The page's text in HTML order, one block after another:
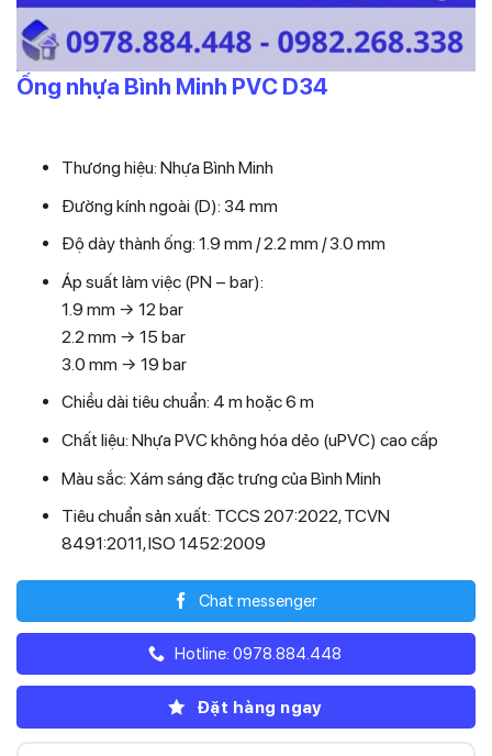
Ống nhựa Bình Minh PVC D34
Thương hiệu: Nhựa Bình Minh
Đường kính ngoài (D): 34 mm
Độ dày thành ống: 1.9 mm / 2.2 mm / 3.0 mm
Áp suất làm việc (PN – bar):
1.9 mm → 12 bar
2.2 mm → 15 bar
3.0 mm → 19 bar
Chiều dài tiêu chuẩn: 4 m hoặc 6 m
Chất liệu: Nhựa PVC không hóa dẻo (uPVC) cao cấp
Màu sắc: Xám sáng đặc trưng của Bình Minh
Tiêu chuẩn sản xuất: TCCS 207:2022, TCVN
8491:2011, ISO 1452:2009
Chat messenger
Hotline: 0978.884.448
Đặt hàng ngay